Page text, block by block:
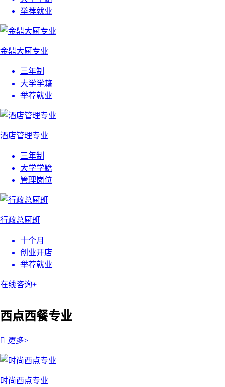
举荐就业
金鼎大厨专业
三年制
大学学籍
举荐就业
酒店管理专业
三年制
大学学籍
管理岗位
行政总厨班
十个月
创业开店
举荐就业
在线咨询+
西点西餐专业
 更多>
时尚西点专业